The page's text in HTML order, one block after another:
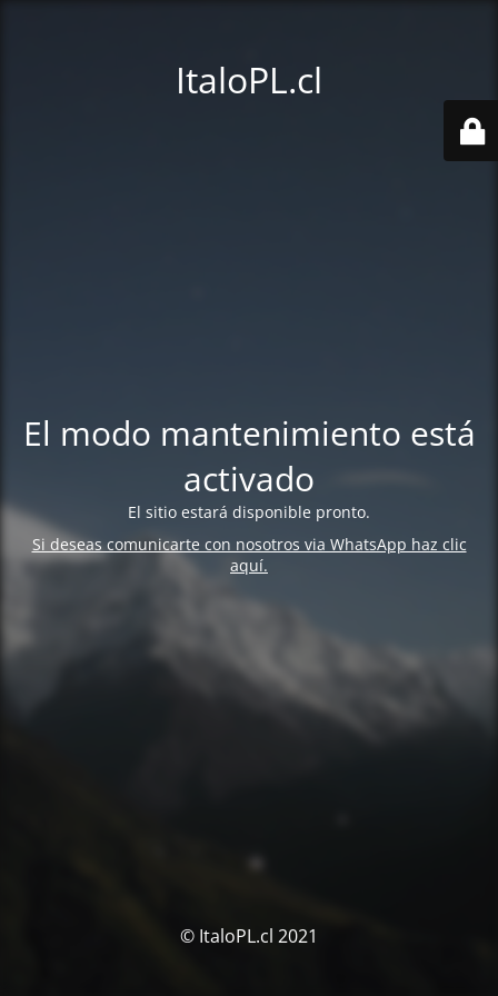
ItaloPL.cl
El modo mantenimiento está
activado
El sitio estará disponible pronto.
Si deseas comunicarte con nosotros via WhatsApp haz clic
aquí.
© ItaloPL.cl 2021